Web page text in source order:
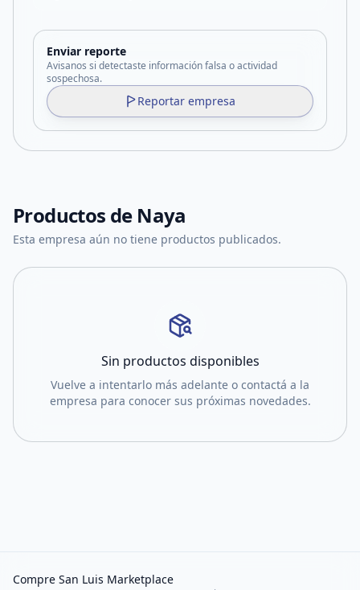
Enviar reporte
Avisanos si detectaste información falsa o actividad
sospechosa.
Reportar empresa
Productos de Naya
Esta empresa aún no tiene productos publicados.
Sin productos disponibles
Vuelve a intentarlo más adelante o contactá a la
empresa para conocer sus próximas novedades.
Compre San Luis Marketplace